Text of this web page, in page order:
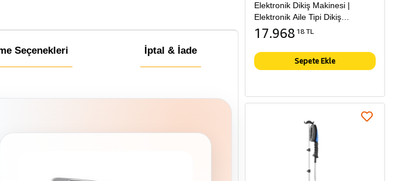
Seçenekleri İptal & İade
Elektronik Dikiş Makinesi |
Elektronik Aile Tipi Dikiş
Makinesi
17.968 18 TL
Sepete Ekle